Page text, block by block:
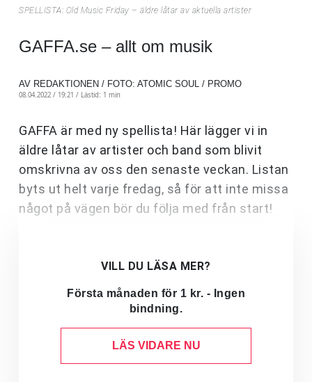
SPELLISTA: Old Music Friday – äldre låtar av aktuella artister
GAFFA.se – allt om musik
AV REDAKTIONEN / FOTO: ATOMIC SOUL / PROMO
08.04.2022 / 19:21 / Lästid: 1 min
GAFFA är med ny spellista! Här lägger vi in
äldre låtar av artister och band som blivit
omskrivna av oss den senaste veckan. Listan
byts ut helt varje fredag, så för att inte missa
något på vägen bör du följa med från start!
VILL DU LÄSA MER?
Första månaden för 1 kr. - Ingen
bindning.
LÄS VIDARE NU